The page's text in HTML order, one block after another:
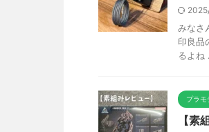
みなさ
印良品
るよね
プラモ
【